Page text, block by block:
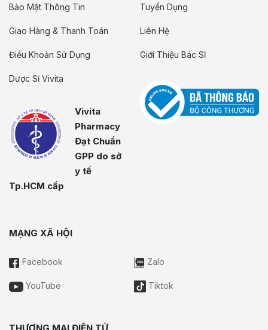
Bảo Mật Thông Tin
Giao Hàng & Thanh Toán
Điều Khoản Sử Dụng
Dược Sĩ Vivita
Vivita
Pharmacy
Đạt Chuẩn
GPP do sở
y tế
Tp.HCM cấp
Tuyển Dụng
Liên Hệ
Giới Thiệu Bác Sĩ
MẠNG XÃ HỘI
Facebook Zalo
YouTube Tiktok